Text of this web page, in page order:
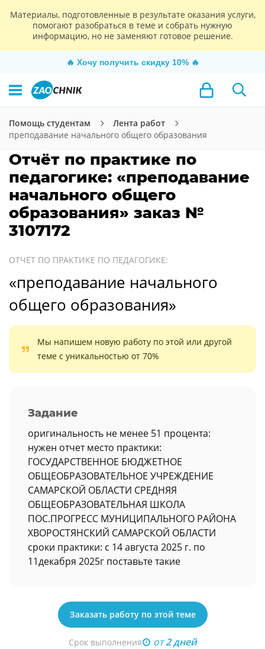
Материалы, подготовленные в результате оказания услуги,
помогают разобраться в теме и собрать нужную
информацию, но не заменяют готовое решение.
🔥 Хочу получить скидку 10% 🔥
Помощь студентам
Лента работ
преподавание начального общего образования
Отчёт по практике по
педагогике: «преподавание
начального общего
образования» заказ №
3107172
ОТЧЁТ ПО ПРАКТИКЕ ПО ПЕДАГОГИКЕ:
«преподавание начального
общего образования»
Мы напишем новую работу по этой или другой
теме с уникальностью от 70%
Задание
оригинальность не менее 51 процента:
нужен отчет место практики:
ГОСУДАРСТВЕННОЕ БЮДЖЕТНОЕ
ОБЩЕОБРАЗОВАТЕЛЬНОЕ УЧРЕЖДЕНИЕ
САМАРСКОЙ ОБЛАСТИ СРЕДНЯЯ
ОБЩЕОБРАЗОВАТЕЛЬНАЯ ШКОЛА
ПОС.ПРОГРЕСС МУНИЦИПАЛЬНОГО РАЙОНА
ХВОРОСТЯНСКИЙ САМАРСКОЙ ОБЛАСТИ
сроки практики: с 14 августа 2025 г. по
11декабря 2025г поставьте такие
Заказать работу по этой теме
Срок выполнения от2 дней